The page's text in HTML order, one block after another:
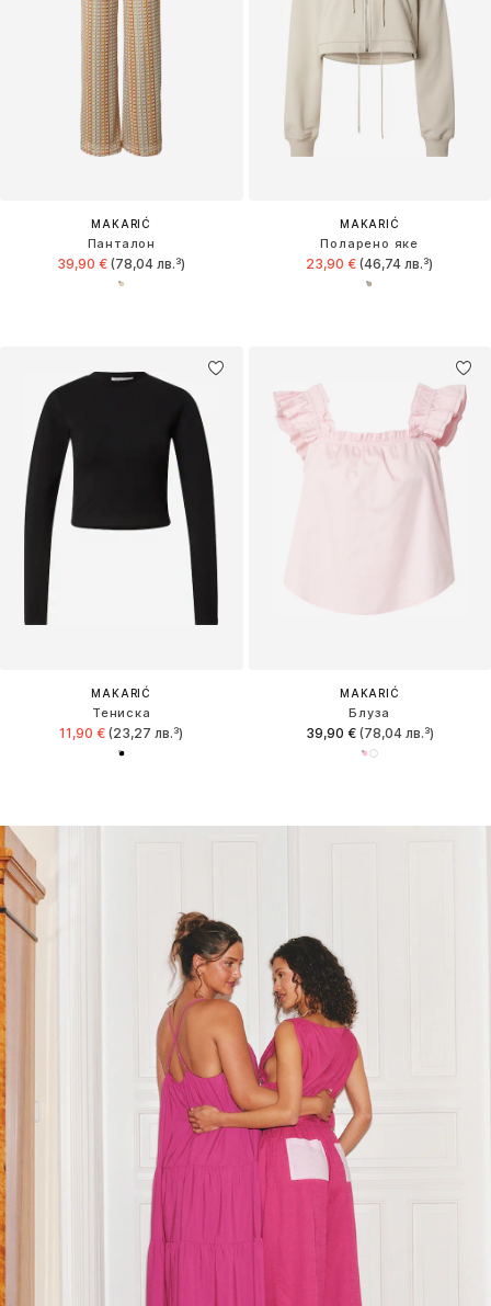
MAKARIĆ
Панталон
39,90 € (78,04 лв.³)
MAKARIĆ
Поларено яке
23,90 € (46,74 лв.³)
MAKARIĆ
Тениска
11,90 € (23,27 лв.³)
MAKARIĆ
Блуза
39,90 €(78,04 лв.³)